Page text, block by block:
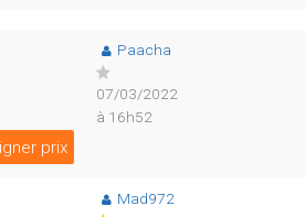
prix
Paacha
07/03/2022
à 16h52
Mad972